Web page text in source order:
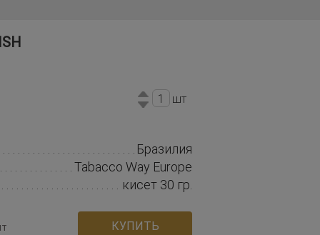
шт
Бразилия
Tabacco Way Europe
кисет 30 гр.
КУПИТЬ